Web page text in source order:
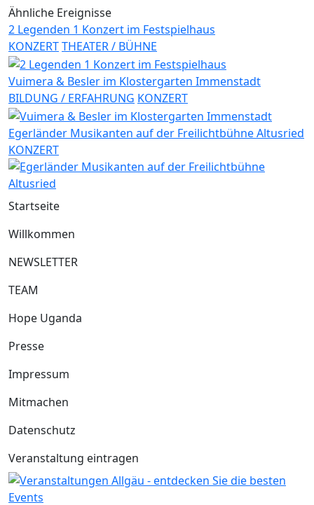
Ähnliche Ereignisse
2 Legenden 1 Konzert im Festspielhaus
KONZERTTHEATER / BÜHNE
Vuimera & Besler im Klostergarten Immenstadt
BILDUNG / ERFAHRUNG KONZERT
Egerländer Musikanten auf der Freilichtbühne Altusried
KONZERT
Startseite
Willkommen
NEWSLETTER
TEAM
Hope Uganda
Presse
Impressum
Mitmachen
Datenschutz
Veranstaltung eintragen